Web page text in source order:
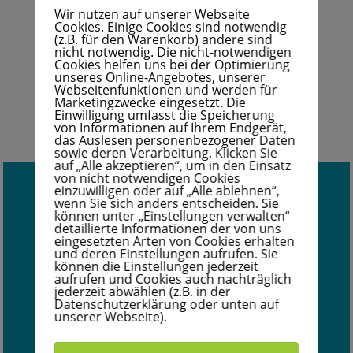
deutschlandweit in eurer Nähe an.
WEITERE INFORMATIONEN
500109_BCA_QMWir haben ein geprüftes
Qualitätsmanagement-System (ISO-9001), mehr
Infos mit Klick auf das Zertifikat:
Wir nutzen auf unserer Webseite
Cookies. Einige Cookies sind notwendig
(z.B. für den Warenkorb) andere sind
nicht notwendig. Die nicht-notwendigen
Cookies helfen uns bei der Optimierung
unseres Online-Angebotes, unserer
Webseitenfunktionen und werden für
Marketingzwecke eingesetzt. Die
Einwilligung umfasst die Speicherung
von Informationen auf Ihrem Endgerät,
das Auslesen personenbezogener Daten
sowie deren Verarbeitung. Klicken Sie
auf „Alle akzeptieren“, um in den Einsatz
von nicht notwendigen Cookies
einzuwilligen oder auf „Alle ablehnen“,
wenn Sie sich anders entscheiden. Sie
können unter „Einstellungen verwalten“
detaillierte Informationen der von uns
eingesetzten Arten von Cookies erhalten
und deren Einstellungen aufrufen. Sie
können die Einstellungen jederzeit
aufrufen und Cookies auch nachträglich
jederzeit abwählen (z.B. in der
Datenschutzerklärung oder unten auf
unserer Webseite).